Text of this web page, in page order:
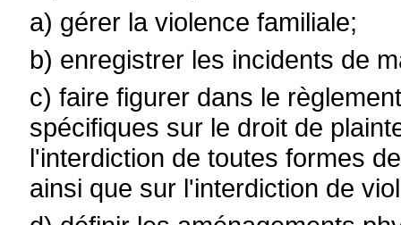
a) gérer la violence familiale;
b) enregistrer les incidents de
c) faire figurer dans le
spécifiques sur le droit de
l'interdiction de toutes formes
ainsi que sur l'interdiction de